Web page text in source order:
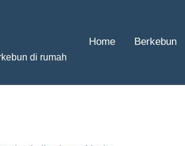
di rumah
Home Berkebun